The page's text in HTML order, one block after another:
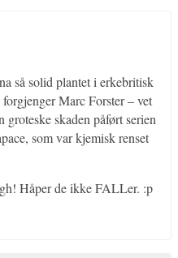
så solid plantet i erkebritisk
Marc Forster – vet
skaden påført serien
som var kjemisk renset
Håper de ikke FALLer. :p